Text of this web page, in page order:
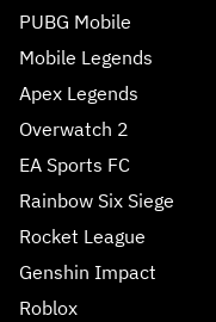
PUBG Mobile
Mobile Legends
Apex Legends
Overwatch 2
EA Sports FC
Rainbow Six Siege
Rocket League
Genshin Impact
Roblox